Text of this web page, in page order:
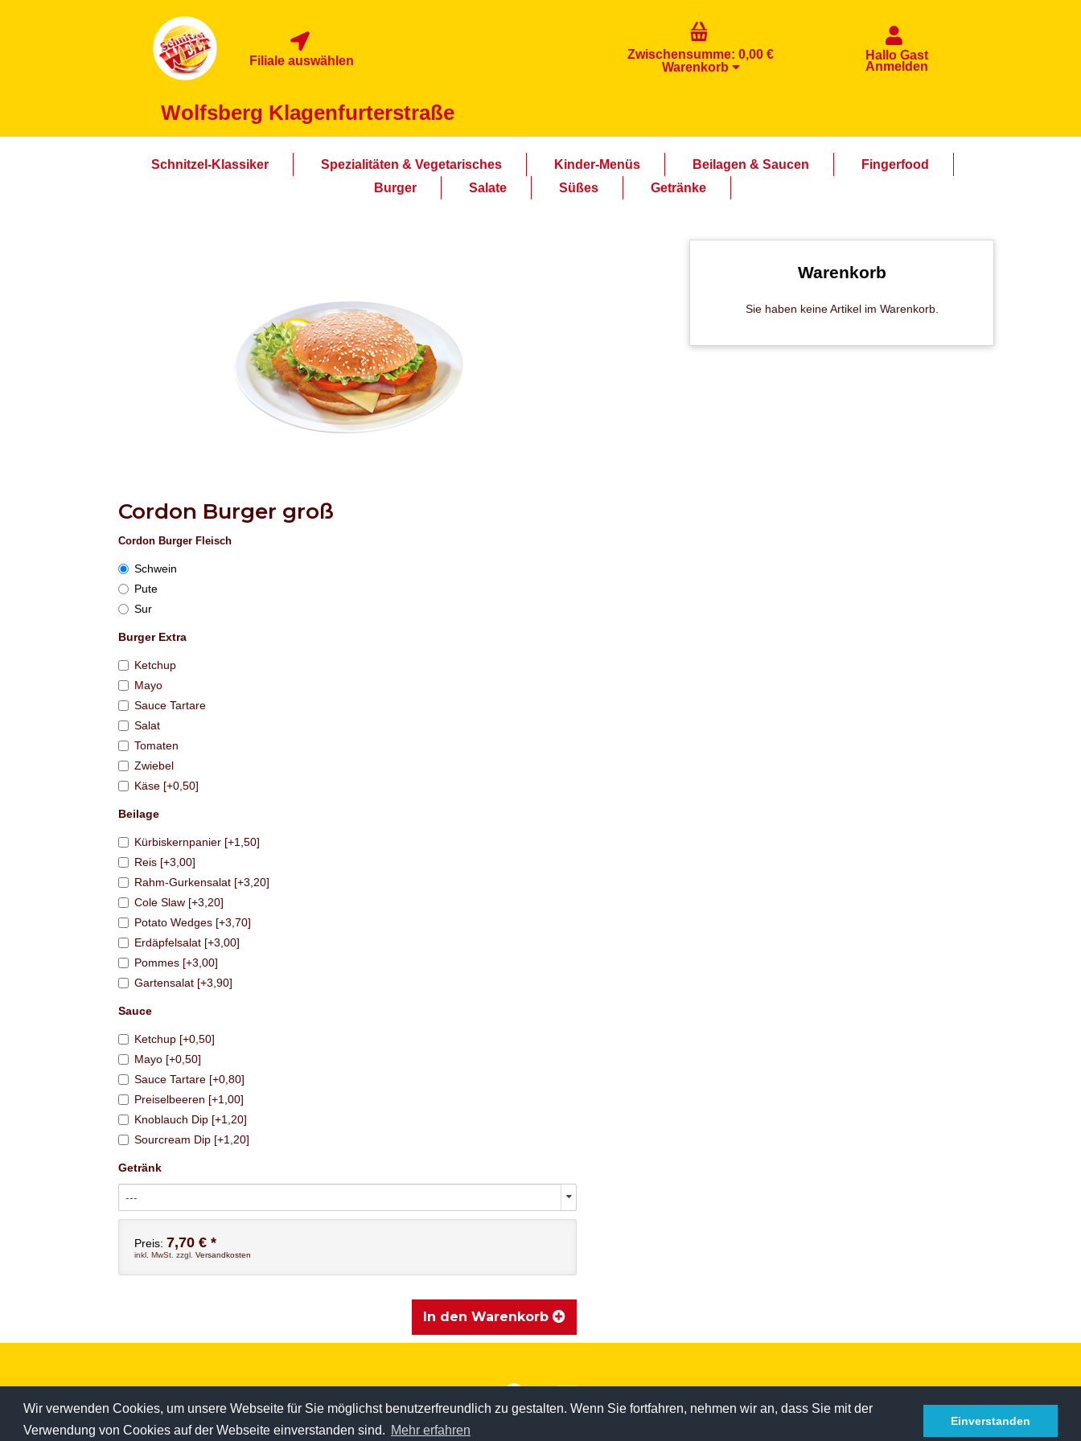
Wir verwenden Cookies, um unsere Webseite für Sie möglichst benutzerfreundlich zu gestalten. Wenn Sie fortfahren, nehmen wir an, dass Sie mit der
Verwendung von Cookies auf der Webseite einverstanden sind. Mehr erfahren
Einverstanden
Filiale auswählen Zwischensumme: 0,00 €
Warenkorb
Hallo Gast
Anmelden
Wolfsberg Klagenfurterstraße
Schnitzel-Klassiker Spezialitäten & Vegetarisches Kinder-Menüs Beilagen & Saucen
Fingerfood
Burger
Salate Süßes Getränke
Cordon Burger groß
Cordon Burger Fleisch
Schwein
Pute
Sur
Burger Extra
Ketchup
Mayo
Sauce Tartare
Salat
Tomaten
Zwiebel
Käse [+0,50]
Beilage
Kürbiskernpanier [+1,50]
Reis [+3,00]
Rahm-Gurkensalat [+3,20]
Cole Slaw [+3,20]
Potato Wedges [+3,70]
Erdäpfelsalat [+3,00]
Pommes [+3,00]
Gartensalat [+3,90]
Sauce
Ketchup [+0,50]
Mayo [+0,50]
Sauce Tartare [+0,80]
Preiselbeeren [+1,00]
Knoblauch Dip [+1,20]
Sourcream Dip [+1,20]
Getränk
---
Preis: 7,70 € *
inkl. MwSt. zzgl. Versandkosten
In den Warenkorb
Warenkorb
Sie haben keine Artikel im Warenkorb.